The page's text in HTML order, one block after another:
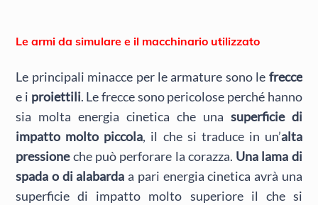
Le armi da simulare e il macchinario utilizzato
Le principali minacce per le armature sono le frecce
e i proiettili. Le frecce sono pericolose perché hanno
sia molta energia cinetica che una superficie di
impatto molto piccola, il che si traduce in un’alta
pressioneche può perforare la corazza. Una lama di
spada o di alabarda a pari energia cinetica avrà una
superficie di impatto molto superiore il che si